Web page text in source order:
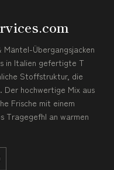
Mäntel-Übergangsjacken
in Italien gefertigte T
Stoffstruktur, die
hochwertige Mix aus
Frische mit einem
Tragegefhl an warmen